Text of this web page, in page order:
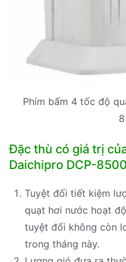
Phím bấm 4 tốc độ
Đặc thù có giá trị
Daichipro DCP-
Tuyệt đối tiết kiệm
quạt hơi nước hoạt
tuyệt đối không còn
trong tháng này.